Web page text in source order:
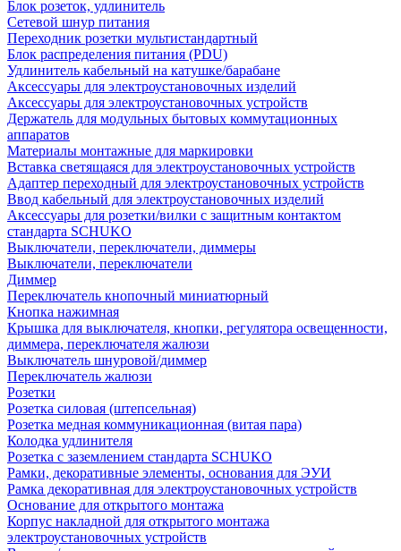
Блок розеток, удлинитель
Сетевой шнур питания
Переходник розетки мультистандартный
Блок распределения питания (PDU)
Удлинитель кабельный на катушке/барабане
Аксессуары для электроустановочных изделий
Аксессуары для электроустановочных устройств
Держатель для модульных бытовых коммутационных
аппаратов
Материалы монтажные для маркировки
Вставка светящаяся для электроустановочных устройств
Адаптер переходный для электроустановочных устройств
Ввод кабельный для электроустановочных изделий
Аксессуары для розетки/вилки с защитным контактом
стандарта SCHUKO
Выключатели, переключатели, диммеры
Выключатели, переключатели
Диммер
Переключатель кнопочный миниатюрный
Кнопка нажимная
Крышка для выключателя, кнопки, регулятора освещенности,
диммера, переключателя жалюзи
Выключатель шнуровой/диммер
Переключатель жалюзи
Розетки
Розетка силовая (штепсельная)
Розетка медная коммуникационная (витая пара)
Колодка удлинителя
Розетка с заземлением стандарта SCHUKO
Рамки, декоративные элементы, основания для ЭУИ
Рамка декоративная для электроустановочных устройств
Основание для открытого монтажа
Корпус накладной для открытого монтажа
электроустановочных устройств